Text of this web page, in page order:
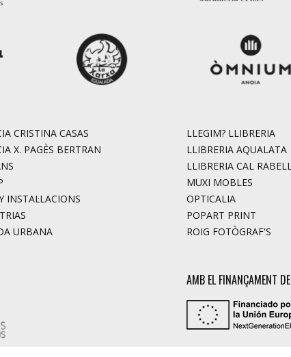
CRISTINA CASAS
X. PAGÈS BERTRAN
INSTAL·LACIONS
URBANA
LLEGIM? LLIBRERIA
LLIBRERIA AQUALATA
LLIBRERIA CAL RABELL
MUXI MOBLES
OPTICALIA
POPART PRINT
ROIG FOTÒGRAF'S
AMB EL FINANÇAMENT DE